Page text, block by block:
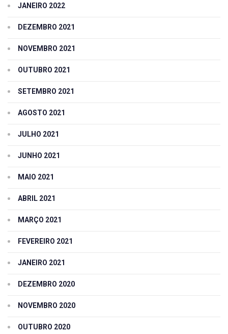
JANEIRO 2022
DEZEMBRO 2021
NOVEMBRO 2021
OUTUBRO 2021
SETEMBRO 2021
AGOSTO 2021
JULHO 2021
JUNHO 2021
MAIO 2021
ABRIL 2021
MARÇO 2021
FEVEREIRO 2021
JANEIRO 2021
DEZEMBRO 2020
NOVEMBRO 2020
OUTUBRO 2020